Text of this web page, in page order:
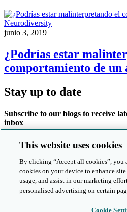
Neurodiversity
junio 3, 2019
¿Podrías estar
comportamiento de un
Stay up to date
Subscribe to our blogs to receive
inbox
Subscribe now
Products and services
Follow us online
This website uses cookies
By clicking “Accept all cookies”, you
cookies on your device to enhance
usage, and assist in our marketing
personalised advertising on certain
Cookie